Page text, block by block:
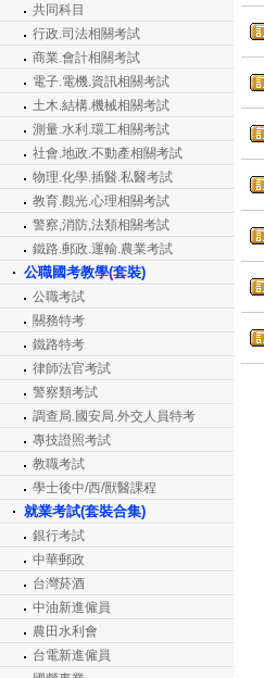
共同科目
行政.司法相關考試
商業.會計相關考試
電子.電機.資訊相關考試
土木.結構.機械相關考試
測量.水利.環工相關考試
社會.地政.不動產相關考試
物理.化學.插醫.私醫考試
教育.觀光.心理相關考試
警察,消防,法類相關考試
鐵路.郵政.運輸.農業考試
公職國考教學(套裝)
公職考試
關務特考
鐵路特考
律師法官考試
警察類考試
調查局.國安局.外交人員特考
專技證照考試
教職考試
學士後中/西/獸醫課程
就業考試(套裝合集)
銀行考試
中華郵政
台灣菸酒
中油新進僱員
農田水利會
台電新進僱員